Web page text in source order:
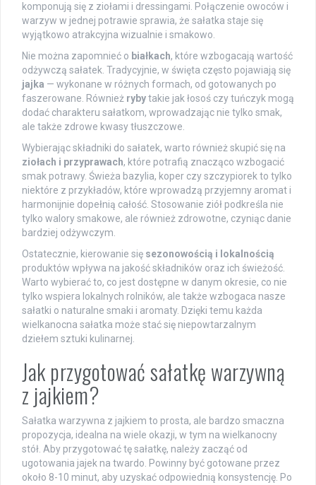
komponują się z ziołami i dressingami. Połączenie owoców i
warzyw w jednej potrawie sprawia, że sałatka staje się
wyjątkowo atrakcyjna wizualnie i smakowo.
Nie można zapomnieć o białkach, które wzbogacają wartość
odżywczą sałatek. Tradycyjnie, w święta często pojawiają się
jajka — wykonane w różnych formach, od gotowanych po
faszerowane. Również rybytakie jak łosoś czy tuńczyk mogą
dodać charakteru sałatkom, wprowadzając nie tylko smak,
ale także zdrowe kwasy tłuszczowe.
Wybierając składniki do sałatek, warto również skupić się na
ziołach i przyprawach, które potrafią znacząco wzbogacić
smak potrawy. Świeża bazylia, koper czy szczypiorek to tylko
niektóre z przykładów, które wprowadzą przyjemny aromat i
harmonijnie dopełnią całość. Stosowanie ziół podkreśla nie
tylko walory smakowe, ale również zdrowotne, czyniąc danie
bardziej odżywczym.
Ostatecznie, kierowanie się sezonowością i lokalnością
produktów wpływa na jakość składników oraz ich świeżość.
Warto wybierać to, co jest dostępne w danym okresie, co nie
tylko wspiera lokalnych rolników, ale także wzbogaca nasze
sałatki o naturalne smaki i aromaty. Dzięki temu każda
wielkanocna sałatka może stać się niepowtarzalnym
dziełem sztuki kulinarnej.
Jak przygotować sałatkę warzywną
z jajkiem?
Sałatka warzywna z jajkiem to prosta, ale bardzo smaczna
propozycja, idealna na wiele okazji, w tym na wielkanocny
stół. Aby przygotować tę sałatkę, należy zacząć od
ugotowania jajek na twardo. Powinny być gotowane przez
około 8-10 minut, aby uzyskać odpowiednią konsystencję. Po